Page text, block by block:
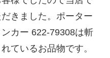
きました。ポーター
カー 622-79308は斬
ているお品物です。